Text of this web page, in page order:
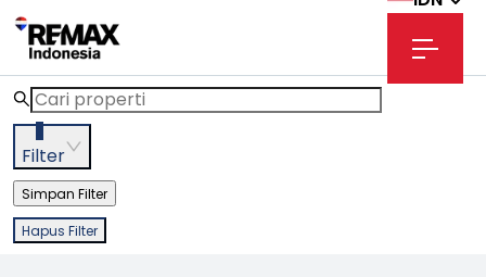
3
Filter
Simpan Filter
Hapus Filter